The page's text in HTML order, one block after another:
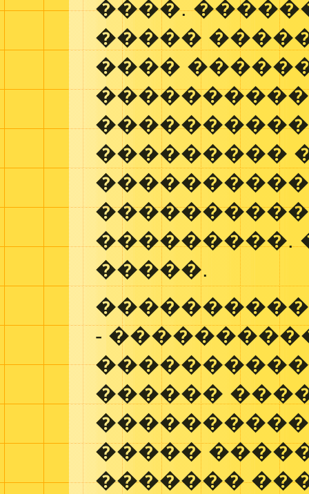
����.
�����
����
���������
���������.
�����.
-
������
�����
�������